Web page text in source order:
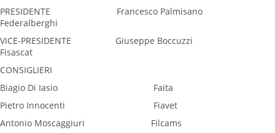
PRESIDENTE Francesco Palmisano
Federalberghi
VICE-PRESIDENTE Giuseppe Boccuzzi
Fisascat
CONSIGLIERI
Biagio Di Iasio Faita
Pietro Innocenti Fiavet
Antonio Moscaggiuri Filcams